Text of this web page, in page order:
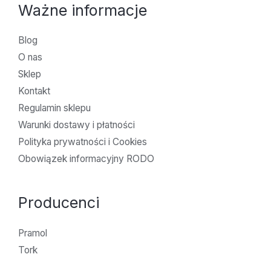
Ważne informacje
Blog
O nas
Sklep
Kontakt
Regulamin sklepu
Warunki dostawy i płatności
Polityka prywatności i Cookies
Obowiązek informacyjny RODO
Producenci
Pramol
Tork